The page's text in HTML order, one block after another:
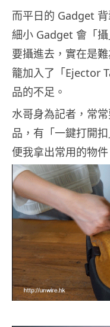
而平日的 Gadget
細小 Gadget 會「
要攝進去，實在是
籠加入了「Ejector
品的不足。
水哥身為記者，常
品，有「一鍵打開
便我拿出常用的物件